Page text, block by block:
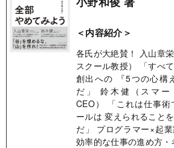
＜内容紹介＞
各氏が大絶賛！ 入山章
スクール教授） 「すべ
創出への 『5つの心構
だ」 鈴木健（スマー
CEO） 「これは仕事
ールは 変えられること
だ」 プログラマー×起
効率的な仕事の進め方・